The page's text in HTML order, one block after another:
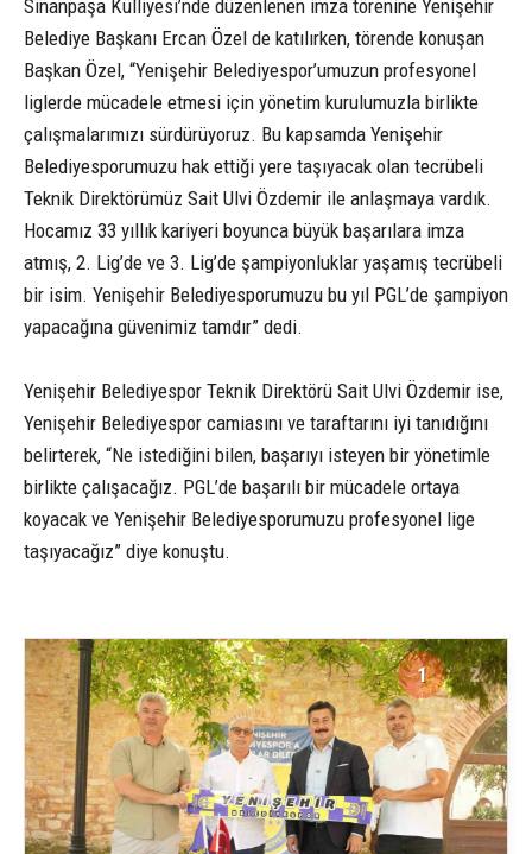
Sinanpaşa Külliyesi’nde düzenlenen imza törenine Yenişehir
Belediye Başkanı Ercan Özel de katılırken, törende konuşan
Başkan Özel, “Yenişehir Belediyespor’umuzun profesyonel
liglerde mücadele etmesi için yönetim kurulumuzla birlikte
çalışmalarımızı sürdürüyoruz. Bu kapsamda Yenişehir
Belediyesporumuzu hak ettiği yere taşıyacak olan tecrübeli
Teknik Direktörümüz Sait Ulvi Özdemir ile anlaşmaya vardık.
Hocamız 33 yıllık kariyeri boyunca büyük başarılara imza
atmış, 2. Lig’de ve 3. Lig’de şampiyonluklar yaşamış tecrübeli
bir isim. Yenişehir Belediyesporumuzu bu yıl PGL’de şampiyon
yapacağına güvenimiz tamdır” dedi.
Yenişehir Belediyespor Teknik Direktörü Sait Ulvi Özdemir ise,
Yenişehir Belediyespor camiasını ve taraftarını iyi tanıdığını
belirterek, “Ne istediğini bilen, başarıyı isteyen bir yönetimle
birlikte çalışacağız. PGL’de başarılı bir mücadele ortaya
koyacak ve Yenişehir Belediyesporumuzu profesyonel lige
taşıyacağız” diye konuştu.
1 2